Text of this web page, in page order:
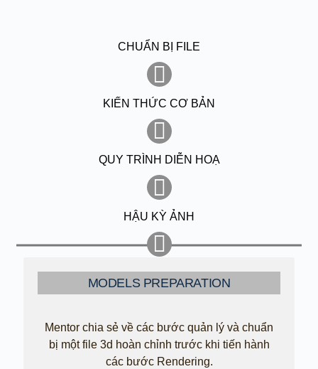
CHUẨN BỊ FILE
KIẾN THỨC CƠ BẢN
QUY TRÌNH DIỄN HOẠ
HẬU KỲ ẢNH
MODELS PREPARATION
Mentor chia sẻ về các bước quản lý và chuẩn
bị một file 3d hoàn chỉnh trước khi tiến hành
các bước Rendering.